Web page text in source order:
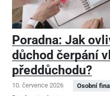
Poradna: Jak
důchod čerpání
předdůchodu?
10. července 2026 Osobní